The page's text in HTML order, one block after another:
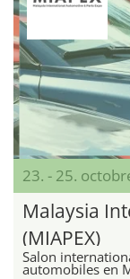
23. - 25.
Malaysia
(MIAPEX)
Salon
automobiles en